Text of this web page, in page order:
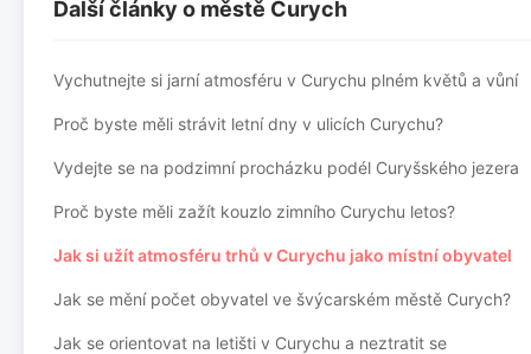
Další články o městě Curych
Vychutnejte si jarní atmosféru v Curychu plném květů a vůní
Proč byste měli strávit letní dny v ulicích Curychu?
Vydejte se na podzimní procházku podél Curyšského jezera
Proč byste měli zažít kouzlo zimního Curychu letos?
Jak si užít atmosféru trhů v Curychu jako místní obyvatel
Jak se mění počet obyvatel ve švýcarském městě Curych?
Jak se orientovat na letišti v Curychu a neztratit se